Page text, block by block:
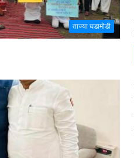
ताज्या घडामोडी